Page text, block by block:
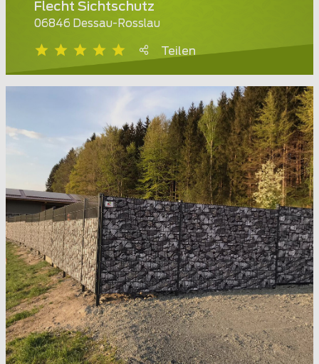
Flecht Sichtschutz
06846 Dessau-Rosslau
Teilen